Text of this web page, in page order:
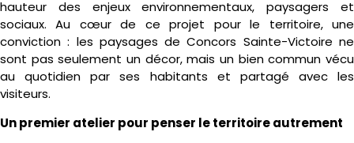
hauteur des enjeux environnementaux, paysagers et
sociaux. Au cœur de ce projet pour le territoire, une
conviction : les paysages de Concors Sainte-Victoire ne
sont pas seulement un décor, mais un bien commun vécu
au quotidien par ses habitants et partagé avec les
visiteurs.
Un premier atelier pour penser le territoire autrement